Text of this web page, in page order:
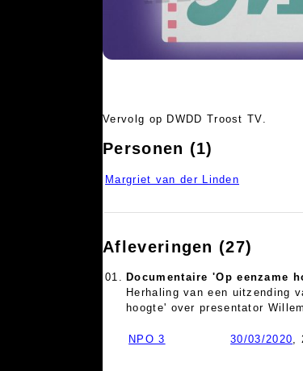
Vervolg op DWDD Troost TV.
Personen (1)
Margriet van der Linden
Afleveringen (27)
01. Documentaire 'Op eenzame
Herhaling van een uitzending
hoogte' over presentator
NPO 3 30/03/2020,